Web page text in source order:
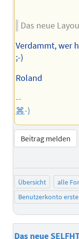
Das neue
Verdammt, wer
;-)
Roland
--
⌘-)
Beitrag melden
Übersicht alle
Benutzerkonto
Das neue